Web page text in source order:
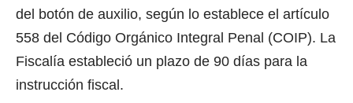
del botón de auxilio, según lo establece el artículo
558 del Código Orgánico Integral Penal (COIP). La
Fiscalía estableció un plazo de 90 días para la
instrucción fiscal.